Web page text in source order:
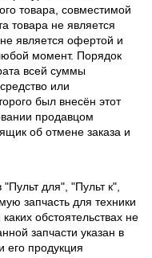
товара, совместимой
товара не является
является офертой и
момент. Порядок
всей суммы
или
был внесён этот
продавцом
об отмене заказа и
для", "Пульт к",
запчасть для техники
обстоятельствах не
запчасти указан в
его продукция